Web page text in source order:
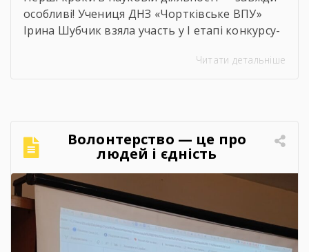
особливі! Учениця ДНЗ «Чортківське ВПУ»
Ірина Шубчик взяла участь у І етапі конкурсу-
«Сучасний стан та перспективи розвитку
аналізом та прагненням осмислити сучасні
виклики й перспективи розвитку аграрної
сфери Чортківського […]
Читати детальніше
Волонтерство — це про
людей і єдність